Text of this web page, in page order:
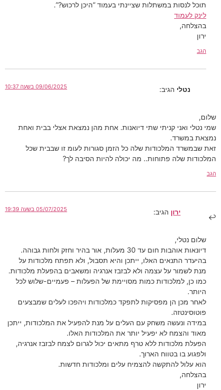
תוכל לנסות במשתלות שציינתי בעמוד “היכן לרכוש?”.
לינק לעמוד
בהצלחה,
ירון
הגב
נטלי הגיב: 09/06/2025 בשעה 10:37
שלום,
שמי נטלי ואני קניתי שתי דיואנות. אחת מהן נמצאת אצלי בבית ואחת
נמצאת במשרד.
זאת שבמשרד המלכודות שלה כל הזמן סגורות לעומ זו שבבית שכל
המלכודות שלה פתוחות.. מה יכולה להיות הסיבה לך?
הגב
ירון הגיב: 05/07/2025 בשעה 19:39
שלום נטלי,
דיונאות אוהבות חום עד 30 מעלות, אור בהיר וחזק ולחות גבוהה.
בהיעדר התנאים האלו, ייתכן והיא תסבול, ולא תפתח מלכודות על
מנת לשמור על עצמה ולא לבזבז אנרגיה ומשאבים בהפעלת מלכודות.
כמו כן, למלכודות כמות מסויימת של הפעלות – פעמיים-שלוש לכל
היותר.
לאחר מכן הן מפסיקות לתפקד כמלכודות ויהפכו לעלים שמבצעים
פוטוסינטזה.
במידה ונעשה משחק עם העלים על מנת להפעיל את המלכודות, ייתכן
מאוד והצמח לא יפעיל יותר את המלכודות האלו.
הפעלת מלכודות ללא טרף מתאים יכול לגרום לצמח לבזבז אנרגיה,
ולפגוע בו בטווח הארוך.
הוא עלול להתקשה להצמיח עלים ומלכודות חדשות.
בהצלחה,
ירון